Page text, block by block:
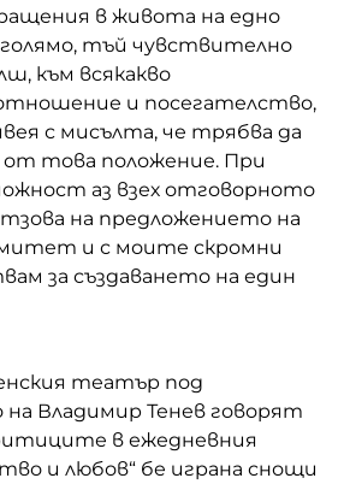
в живота на едно
тъй чувствително
към всякакво
и посегателство,
с мисълта, че трябва да
от това положение. При
аз взех отговорното
на предложението на
и с моите скромни
за създаването на един
театър под
Владимир Тенев говорят
в ежедневния
и любов“ бе играна снощи